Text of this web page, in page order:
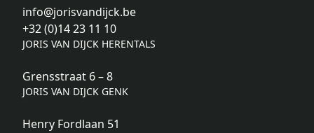
info@jorisvandijck.be
+32 (0)14 23 11 10
JORIS VAN DIJCK HERENTALS
Grensstraat 6 – 8
JORIS VAN DIJCK GENK
Henry Fordlaan 51